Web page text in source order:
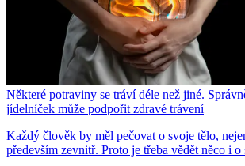
Některé potraviny se tráví déle než jiné.
jídelníček může podpořit zdravé trávení
Každý člověk by měl pečovat o svoje tělo,
především zevnitř. Proto je třeba vědět něco i o